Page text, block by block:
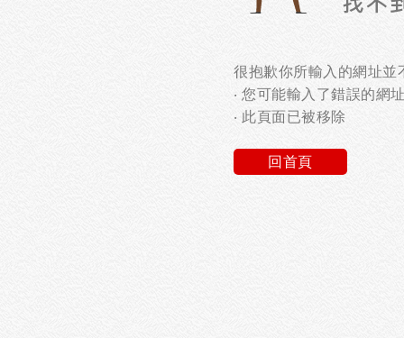
很抱歉你所輸入的網址並
‧ 您可能輸入了錯誤的網
‧ 此頁面已被移除
回首頁